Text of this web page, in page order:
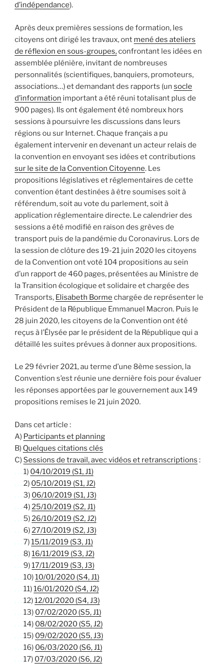
d’indépendance).
Après deux premières sessions de formation, les
citoyens ont dirigé les travaux, ont mené des ateliers
de réflexion en sous-groupes,confrontant les idées en
assemblée plénière, invitant de nombreuses
personnalités (scientifiques, banquiers, promoteurs,
associations…) et demandant des rapports (un socle
d’information important a été réuni totalisant plus de
900 pages). Ils ont également été nombreux hors
sessions à poursuivre les discussions dans leurs
régions ou sur Internet. Chaque français a pu
également intervenir en devenant un acteur relais de
la convention en envoyant ses idées et contributions
sur le site de la Convention Citoyenne. Les
propositions législatives et réglementaires de cette
convention étant destinées à être soumises soit à
référendum, soit au vote du parlement, soit à
application réglementaire directe. Le calendrier des
sessions a été modifié en raison des grèves de
transport puis de la pandémie du Coronavirus. Lors de
la session de clôture des 19-21 juin 2020 les citoyens
de la Convention ont voté 104 propositions au sein
d’un rapport de 460 pages, présentées au Ministre de
la Transition écologique et solidaire et chargée des
Transports, Elisabeth Borme chargée de représenter le
Président de la République Emmanuel Macron. Puis le
28 juin 2020, les citoyens de la Convention ont été
reçus à l’Élysée par le président de la République qui a
détaillé les suites prévues à donner aux propositions.
Le 29 février 2021, au terme d’une 8ème session, la
Convention s’est réunie une dernière fois pour évaluer
les réponses apportées par le gouvernement aux 149
propositions remises le 21 juin 2020.
Dans cet article :
A) Participants et planning
B) Quelques citations clés
C) Sessions de travail, avec vidéos et retranscriptions :
. . . 1) 04/10/2019 (S1, J1)
. . . 2) 05/10/2019 (S1, J2)
. . . 3) 06/10/2019 (S1, J3)
. . . 4) 25/10/2019 (S2, J1)
. . . 5) 26/10/2019 (S2, J2)
. . . 6) 27/10/2019 (S2, J3)
. . . 7)15/11/2019 (S3, J1)
. . . 8)16/11/2019 (S3, J2)
. . . 9)17/11/2019 (S3, J3)
. . . 10)10/01/2020 (S4, J1)
. . . 11)16/01/2020 (S4, J2)
. . . 12)12/01/2020 (S4, J3)
. . . 13) 07/02/2020 (S5, J1)
. . . 14) 08/02/2020 (S5, J2)
. . . 15) 09/02/2020 (S5, J3)
. . . 16) 06/03/2020 (S6, J1)
. . . 17) 07/03/2020 (S6, J2)